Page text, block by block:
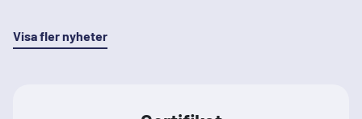
Visa fler nyheter